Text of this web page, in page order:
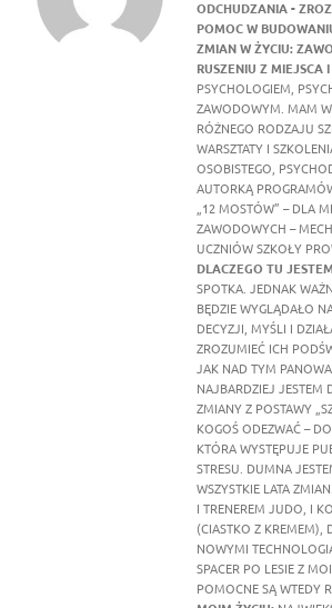
ODCHUDZANIA-
POMOC W
ZMIAN W ŻYCIU:
RUSZENIU Z MIEJSCA
PSYCHOLOGIEM,
ZAWODOWYM. MAM
RÓŻNEGO RODZAJU
WARSZTATY I
OSOBISTEGO,
AUTORKĄ
„12 MOSTÓW” – DLA
ZAWODOWYCH –
UCZNIÓW SZKOŁY
DLACZEGO TU
SPOTKA. JEDNAK
BĘDZIE WYGLĄDAŁO
DECYZJI, MYŚLI I
ZROZUMIEĆ ICH
JAK NAD TYM
NAJBARDZIEJ JESTEM
ZMIANY Z POSTAWY
KOGOŚ ODEZWAĆ –
KTÓRA WYSTĘPUJE
STRESU. DUMNA
WSZYSTKIE LATA
I TRENEREM JUDO, I
(CIASTKO Z KREMEM),
NOWYMI
SPACER PO LESIE Z
POMOCNE SĄ WTEDY